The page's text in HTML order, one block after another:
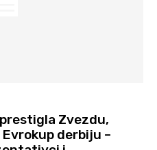
Zvezdu,
derbiju –